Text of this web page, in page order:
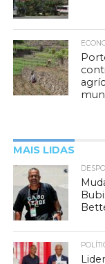
MAIS LIDAS